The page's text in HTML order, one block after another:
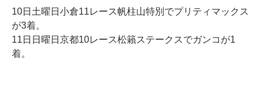
10日土曜日小倉11レース帆柱山特別でプリティマックス
が3着。
11日日曜日京都10レース松籟ステークスでガンコが1
着。